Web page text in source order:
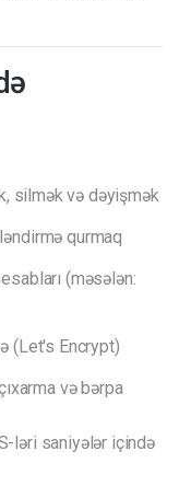
silmək və dəyişmək
qurmaq
(məsələn:
(Let's Encrypt)
və bərpa
ləri saniyələr içində